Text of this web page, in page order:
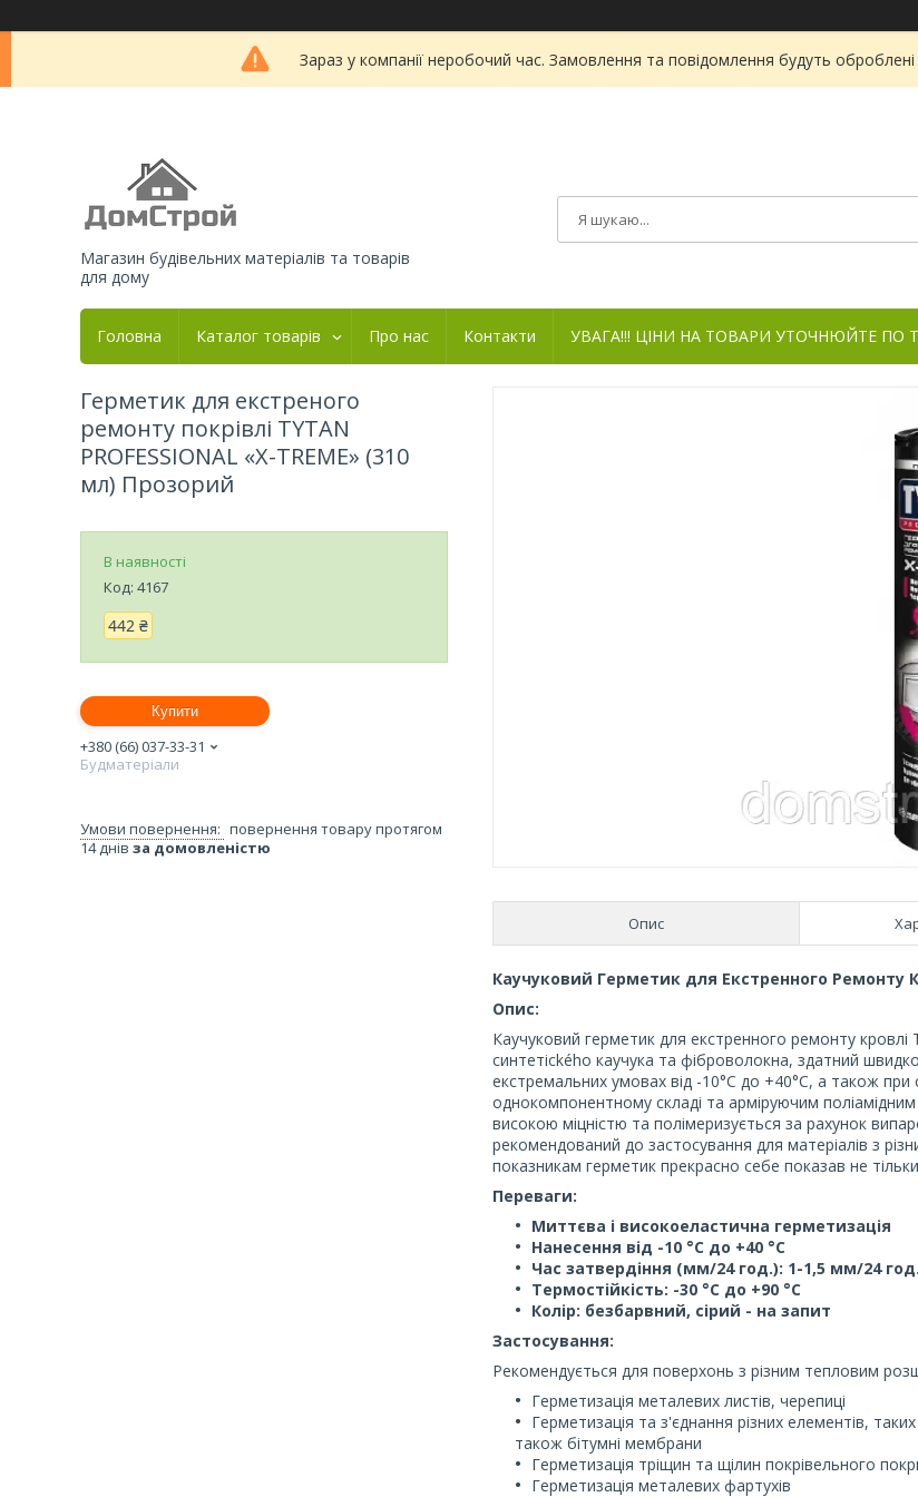
Зараз у компанії неробочий час. Замовлення та повідомлення будуть
Магазин будівельних матеріалів та товарів
для дому
Головна Каталог товарів Про нас Контакти УВАГА!!! ЦІНИ НА ТОВАРИ УТОЧНЮЙТЕ ПО
Опис
Каучуковий Герметик для Екстренного Ремонту
Опис:
Каучуковий герметик для екстренного ремонту кровлі
синтетického каучука та фіброволокна, здатний
екстремальних умовах від -10°C до +40°C, а також
однокомпонентному складі та арміруючим
високою міцністю та полімеризується за рахунок
рекомендований до застосування для матеріалів з
показникам герметик прекрасно себе показав не
Переваги:
Миттєва і високоеластична герметизація
Нанесення від -10 °C до +40 °C
Час затвердіння (мм/24 год.): 1-1,5 мм/24 год.
Термостійкість: -30 °C до +90 °C
Колір: безбарвний, сірий - на запит
Застосування:
Рекомендується для поверхонь з різним тепловим
Герметизація металевих листів, черепиці
Герметизація та з'єднання різних елементів,
також бітумні мембрани
Герметизація тріщин та щілин покрівельного
Герметизація металевих фартухів
Герметик для екстреного
ремонту покрівлі TYTAN
PROFESSIONAL «X-TREME» (310
мл) Прозорий
В наявності
Код: 4167
442 ₴
Купити
+380 (66) 037-33-31
Будматеріали
повернення товару протягом
14 днів за домовленістю